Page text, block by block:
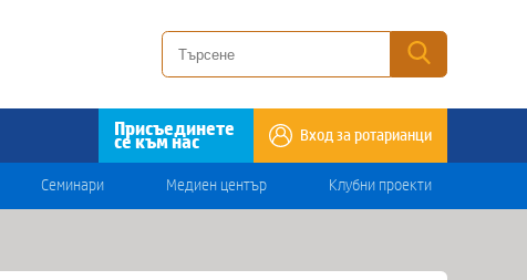
Присъединете
се към нас Вход за ротарианци
Семинари Медиен център Клубни проекти